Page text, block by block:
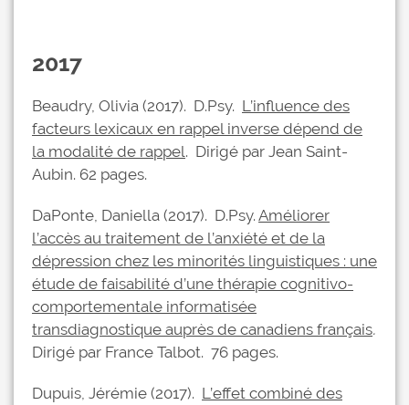
2017
Beaudry, Olivia (2017). D.Psy. L’influence des
facteurs lexicaux en rappel inverse dépend de
la modalité de rappel. Dirigé par Jean Saint-
Aubin. 62 pages.
DaPonte, Daniella (2017). D.Psy. Améliorer
l’accès au traitement de l’anxiété et de la
dépression chez les minorités linguistiques : une
étude de faisabilité d’une thérapie cognitivo-
comportementale informatisée
transdiagnostique auprès de canadiens français.
Dirigé par France Talbot. 76 pages.
Dupuis, Jérémie (2017). L’effet combiné des